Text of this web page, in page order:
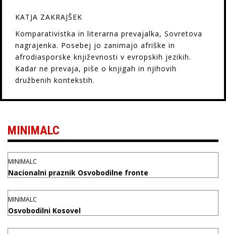
KATJA ZAKRAJŠEK
Komparativistka in literarna prevajalka, Sovretova
nagrajenka. Posebej jo zanimajo afriške in
afrodiasporske književnosti v evropskih jezikih.
Kadar ne prevaja, piše o knjigah in njihovih
družbenih kontekstih.
MINIMALC
MINIMALC
Nacionalni praznik Osvobodilne fronte
MINIMALC
Osvobodilni Kosovel